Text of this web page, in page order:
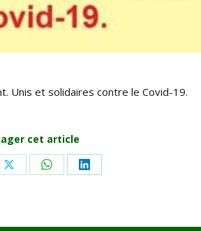
Unis et solidaires contre le Covid-19.
cet article
Share Share Share